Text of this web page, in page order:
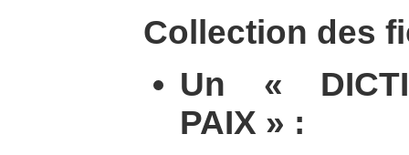
Collection des
Un «
PAIX » :